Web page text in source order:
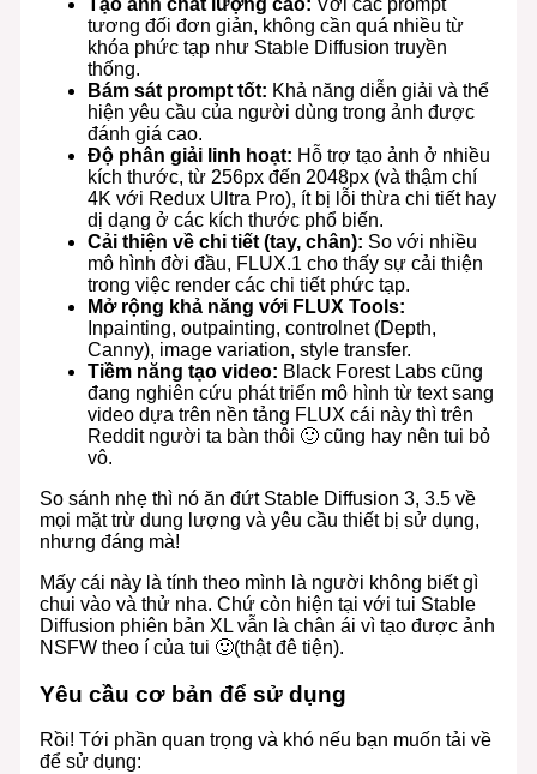
tương đối đơn giản, không cần quá nhiều từ
khóa phức tạp như Stable Diffusion truyền
thống.
Bám sát prompt tốt: Khả năng diễn giải và thể
hiện yêu cầu của người dùng trong ảnh được
đánh giá cao.
Độ phân giải linh hoạt: Hỗ trợ tạo ảnh ở nhiều
kích thước, từ 256px đến 2048px (và thậm chí
4K với Redux Ultra Pro), ít bị lỗi thừa chi tiết hay
dị dạng ở các kích thước phổ biến.
Cải thiện về chi tiết (tay, chân): So với nhiều
mô hình đời đầu, FLUX.1 cho thấy sự cải thiện
trong việc render các chi tiết phức tạp.
Mở rộng khả năng với FLUX Tools:
Inpainting, outpainting, controlnet (Depth,
Canny), image variation, style transfer.
Tiềm năng tạo video: Black Forest Labs cũng
đang nghiên cứu phát triển mô hình từ text sang
video dựa trên nền tảng FLUX cái này thì trên
Reddit người ta bàn thôi 🙂 cũng hay nên tui bỏ
vô.
So sánh nhẹ thì nó ăn đứt Stable Diffusion 3, 3.5 về
mọi mặt trừ dung lượng và yêu cầu thiết bị sử dụng,
nhưng đáng mà!
Mấy cái này là tính theo mình là người không biết gì
chui vào và thử nha. Chứ còn hiện tại với tui Stable
Diffusion phiên bản XL vẫn là chân ái vì tạo được ảnh
NSFW theo í của tui 🙂(thật đê tiện).
Yêu cầu cơ bản để sử dụng
Rồi! Tới phần quan trọng và khó nếu bạn muốn tải về
để sử dụng: